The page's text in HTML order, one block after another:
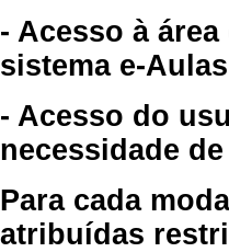
- Acesso à
sistema e-
- Acesso do
necessidade
Para cada
atribuídas